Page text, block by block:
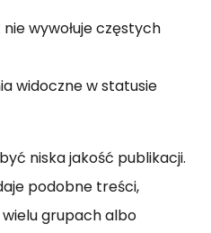
wywołuje częstych
widoczne w statusie
niska jakość publikacji.
podobne treści,
grupach albo